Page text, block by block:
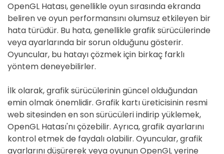
OpenGL Hatası, genellikle oyun sırasında ekranda
beliren ve oyun performansını olumsuz etkileyen bir
hata türüdür. Bu hata, genellikle grafik sürücülerinde
veya ayarlarında bir sorun olduğunu gösterir.
Oyuncular, bu hatayı çözmek için birkaç farklı
yöntem deneyebilirler.
İlk olarak, grafik sürücülerinin güncel olduğundan
emin olmak önemlidir. Grafik kartı üreticisinin resmi
web sitesinden en son sürücüleri indirip yüklemek,
OpenGL Hatası'nı çözebilir. Ayrıca, grafik ayarlarını
kontrol etmek de faydalı olabilir. Oyuncular, grafik
ayarlarını düşürerek veya oyunun OpenGL yerine